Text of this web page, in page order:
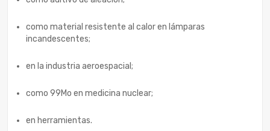
como material resistente al calor en lámparas
incandescentes;
en la industria aeroespacial;
como 99Mo en medicina nuclear;
en herramientas.